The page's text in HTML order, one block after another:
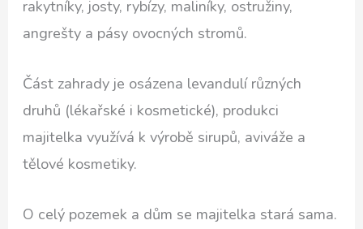
rakytníky, josty, rybízy, maliníky, ostružiny,
angrešty a pásy ovocných stromů.
Část zahrady je osázena levandulí různých
druhů (lékařské i kosmetické), produkci
majitelka využívá k výrobě sirupů, aviváže a
tělové kosmetiky.
O celý pozemek a dům se majitelka stará sama.